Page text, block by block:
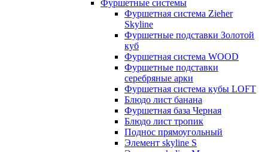
Фуршетные системы
Фуршетная система Zieher
Skyline
Фуршетные подставки Золотой
куб
Фуршетная система WOOD
Фуршетные подставки
серебряные арки
Фуршетная система кубы LOFT
Блюдо лист банана
Фуршетная база Черная
Блюдо лист тропик
Поднос прямоугольный
Элемент skyline S